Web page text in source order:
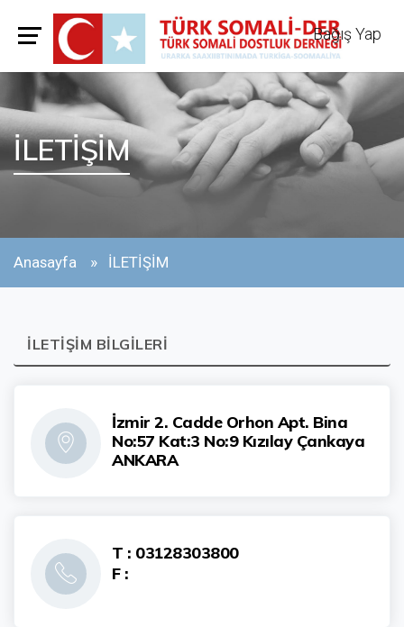
Bağış Yap
İLETİŞİM
Anasayfa İLETİŞİM
İLETIŞIM BILGILERI
İzmir 2. Cadde Orhon Apt. Bina
No:57 Kat:3 No:9 Kızılay Çankaya
ANKARA
T : 03128303800
F :